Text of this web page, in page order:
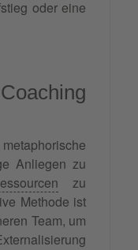
oder eine
Anliegen zu
zu
Methode ist
Team, um